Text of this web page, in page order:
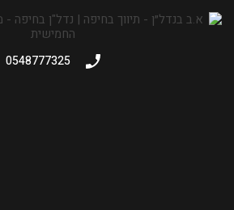
0548777325